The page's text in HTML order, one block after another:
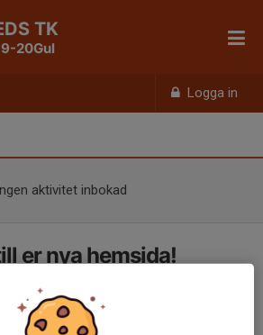
Logga in
TK
20Gul
aktivitet inbokad
er nya hemsida!